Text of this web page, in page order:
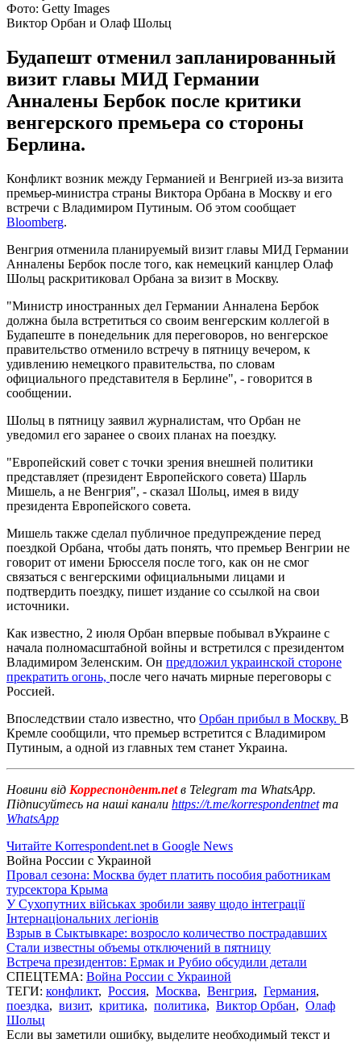
Фото: Getty Images
Виктор Орбан и Олаф Шольц
Будапешт отменил запланированный
визит главы МИД Германии
Анналены Бербок после критики
венгерского премьера со стороны
Берлина.
Конфликт возник между Германией и Венгрией из-за визита
премьер-министра страны Виктора Орбана в Москву и его
встречи с Владимиром Путиным. Об этом сообщает
Bloomberg.
Венгрия отменила планируемый визит главы МИД Германии
Анналены Бербок после того, как немецкий канцлер Олаф
Шольц раскритиковал Орбана за визит в Москву.
"Министр иностранных дел Германии Анналена Бербок
должна была встретиться со своим венгерским коллегой в
Будапеште в понедельник для переговоров, но венгерское
правительство отменило встречу в пятницу вечером, к
удивлению немецкого правительства, по словам
официального представителя в Берлине", - говорится в
сообщении.
Шольц в пятницу заявил журналистам, что Орбан не
уведомил его заранее о своих планах на поездку.
"Европейский совет с точки зрения внешней политики
представляет (президент Европейского совета) Шарль
Мишель, а не Венгрия", - сказал Шольц, имея в виду
президента Европейского совета.
Мишель также сделал публичное предупреждение перед
поездкой Орбана, чтобы дать понять, что премьер Венгрии не
говорит от имени Брюсселя после того, как он не смог
связаться с венгерскими официальными лицами и
подтвердить поездку, пишет издание со ссылкой на свои
источники.
Как известно, 2 июля Орбан впервые побывал вУкраине с
начала полномасштабной войны и встретился с президентом
Владимиром Зеленским. Он предложил украинской стороне
прекратить огонь, после чего начать мирные переговоры с
Россией.
Впоследствии стало известно, что Орбан прибыл в Москву. В
Кремле сообщили, что премьер встретится с Владимиром
Путиным, а одной из главных тем станет Украина.
Новини від Корреспондент.netв Telegram та WhatsApp.
Підписуйтесь на наші канали https://t.me/korrespondentnetта
WhatsApp
Читайте Korrespondent.net в Google News
Война России с Украиной
Провал сезона: Москва будет платить пособия работникам
турсектора Крыма
У Сухопутних військах зробили заяву щодо інтеграції
Інтернаціональних легіонів
Взрыв в Сыктывкаре: возросло количество пострадавших
Стали известны объемы отключений в пятницу
Встреча президентов: Ермак и Рубио обсудили детали
СПЕЦТЕМА: Война России с Украиной
ТЕГИ: конфликт, Россия, Москва, Венгрия, Германия,
поездка, визит, критика, политика, Виктор Орбан, Олаф
Шольц
Если вы заметили ошибку, выделите необходимый текст и